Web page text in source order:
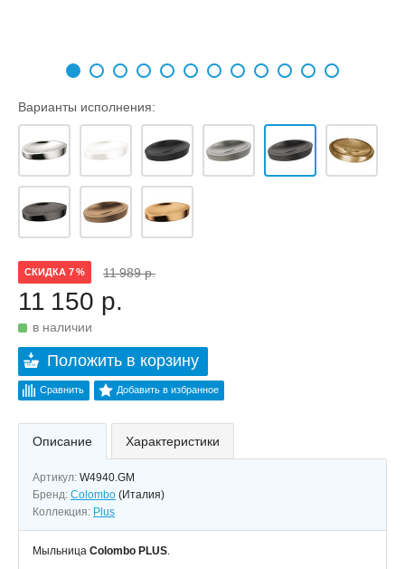
Варианты исполнения:
СКИДКА 7 % 11 989 р.
11 150 р.
в наличии
Положить в корзину
Сравнить Добавить в избранное
Описание Характеристики
Артикул: W4940.GM
Бренд: Colombo (Италия)
Коллекция: Plus
Мыльница Colombo PLUS.